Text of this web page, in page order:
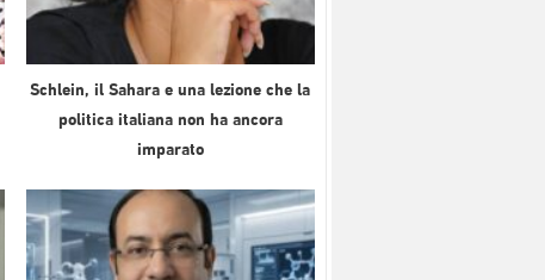
Schlein, il Sahara e una lezione che la
politica italiana non ha ancora
imparato